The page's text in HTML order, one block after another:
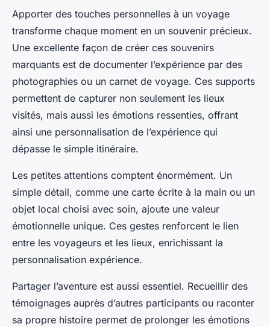
Apporter des touches personnelles à un voyage
transforme chaque moment en un souvenir précieux.
Une excellente façon de créer ces souvenirs
marquants est de documenter l’expérience par des
photographies ou un carnet de voyage. Ces supports
permettent de capturer non seulement les lieux
visités, mais aussi les émotions ressenties, offrant
ainsi une personnalisation de l’expérience qui
dépasse le simple itinéraire.
Les petites attentions comptent énormément. Un
simple détail, comme une carte écrite à la main ou un
objet local choisi avec soin, ajoute une valeur
émotionnelle unique. Ces gestes renforcent le lien
entre les voyageurs et les lieux, enrichissant la
personnalisation expérience.
Partager l’aventure est aussi essentiel. Recueillir des
témoignages auprès d’autres participants ou raconter
sa propre histoire permet de prolonger les émotions